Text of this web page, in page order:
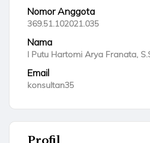
Nomor Anggota
369.51.102021.035
Nama
I Putu Hartomi Arya Franata,
Email
konsultan35